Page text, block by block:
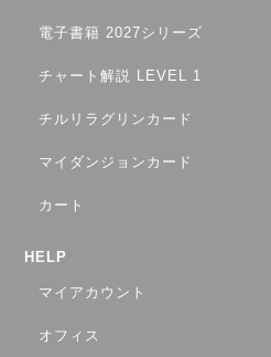
電子書籍 2027シリーズ
チャート解説 LEVEL 1
チルリラグリンカード
マイダンジョンカード
カート
HELP
マイアカウント
オフィス